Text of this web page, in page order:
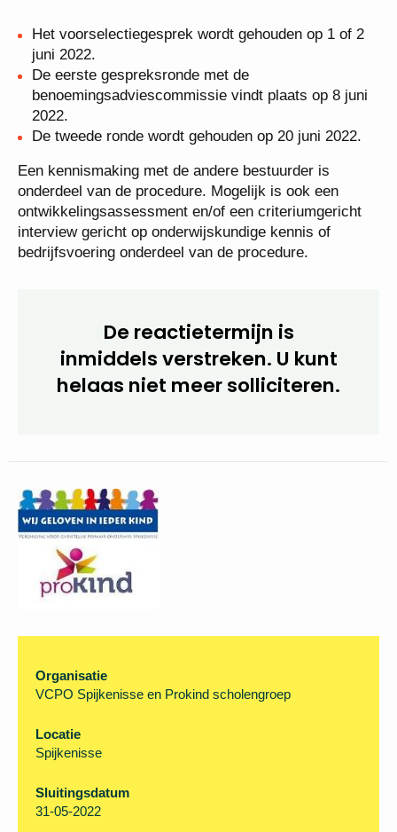
Het voorselectiegesprek wordt gehouden op 1 of 2
juni 2022.
De eerste gespreksronde met de
benoemingsadviescommissie vindt plaats op 8 juni
2022.
De tweede ronde wordt gehouden op 20 juni 2022.
Een kennismaking met de andere bestuurder is
onderdeel van de procedure. Mogelijk is ook een
ontwikkelingsassessment en/of een criteriumgericht
interview gericht op onderwijskundige kennis of
bedrijfsvoering onderdeel van de procedure.
De reactietermijn is
inmiddels verstreken. U kunt
helaas niet meer solliciteren.
Organisatie
VCPO Spijkenisse en Prokind scholengroep
Locatie
Spijkenisse
Sluitingsdatum
31-05-2022